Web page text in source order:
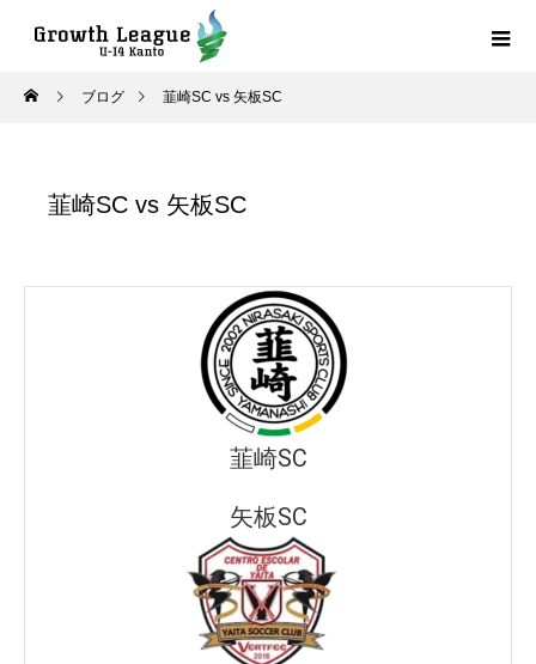
ブログ 韮崎SC vs 矢板SC
韮崎SC vs 矢板SC
韮崎SC
矢板SC